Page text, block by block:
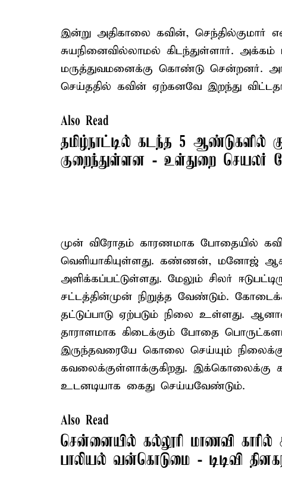
இன்று அதிகாலை கவின், செந்தில்குமார்
சுயநினைவில்லாமல் கிடந்துள்ளார்.
மருத்துவமனைக்கு கொண்டு சென்றனர்.
செய்ததில் கவின் ஏற்கனவே இறந்து
Also Read
தமிழ்நாட்டில் கடந்த 5 ஆண்டுகளில்
குறைந்துள்ளன - உள்துறை செயலர்
முன் விரோதம் காரணமாக போதையில்
வெளியாகியுள்ளது. கண்ணன், மனோஜ்
அளிக்கப்பட்டுள்ளது. மேலும் சிலர்
சட்டத்தின்முன் நிறுத்த வேண்டும்.
தட்டுப்பாடு ஏற்படும் நிலை உள்ளது.
தாராளமாக கிடைக்கும் போதை
இருந்தவரையே கொலை செய்யும்
கவலைக்குள்ளாக்குகிறது.
உடனடியாக கைது செய்யவேண்டும்.
Also Read
சென்னையில் கல்லூரி மாணவி காரில்
பாலியல் வன்கொடுமை - டிடிவி